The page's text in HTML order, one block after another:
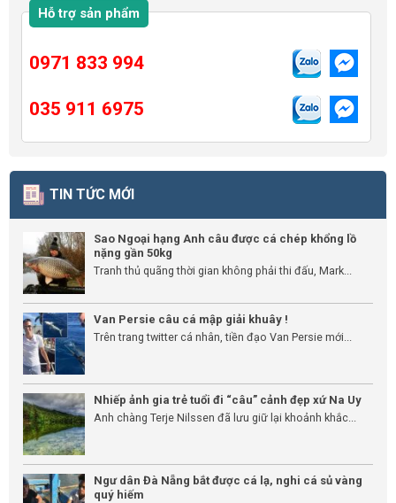
Hỗ trợ sản phẩm
0971 833 994
035 911 6975
TIN TỨC MỚI
Sao Ngoại hạng Anh câu được cá chép khổng lồ
nặng gần 50kg
Tranh thủ quãng thời gian không phải thi đấu, Mark...
Van Persie câu cá mập giải khuây !
Trên trang twitter cá nhân, tiền đạo Van Persie mới...
Nhiếp ảnh gia trẻ tuổi đi “câu” cảnh đẹp xứ Na Uy
Anh chàng Terje Nilssen đã lưu giữ lại khoảnh khắc...
Ngư dân Đà Nẵng bắt được cá lạ, nghi cá sủ vàng
quý hiếm